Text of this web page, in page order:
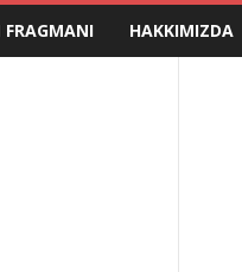
FRAGMANI HAKKIMIZDA